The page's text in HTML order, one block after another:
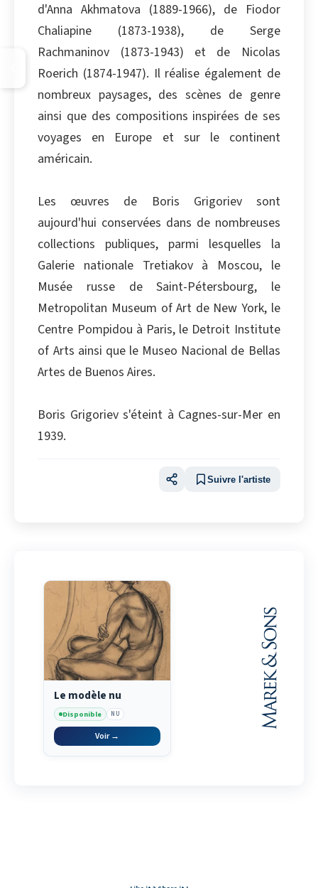
d'Anna Akhmatova (1889-1966), de Fiodor
Chaliapine (1873-1938), de Serge
Rachmaninov (1873-1943) et de Nicolas
Roerich (1874-1947). Il réalise également de
nombreux paysages, des scènes de genre
ainsi que des compositions inspirées de ses
voyages en Europe et sur le continent
américain.
Les œuvres de Boris Grigoriev sont
aujourd'hui conservées dans de nombreuses
collections publiques, parmi lesquelles la
Galerie nationale Tretiakov à Moscou, le
Musée russe de Saint-Pétersbourg, le
Metropolitan Museum of Art de New York, le
Centre Pompidou à Paris, le Detroit Institute
of Arts ainsi que le Museo Nacional de Bellas
Artes de Buenos Aires.
Boris Grigoriev s'éteint à Cagnes-sur-Mer en
1939.
Suivre l'artiste
Le modèle nu
Disponible NU
Voir →